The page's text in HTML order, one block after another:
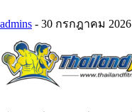
admins - 30 กรกฎาคม 2026